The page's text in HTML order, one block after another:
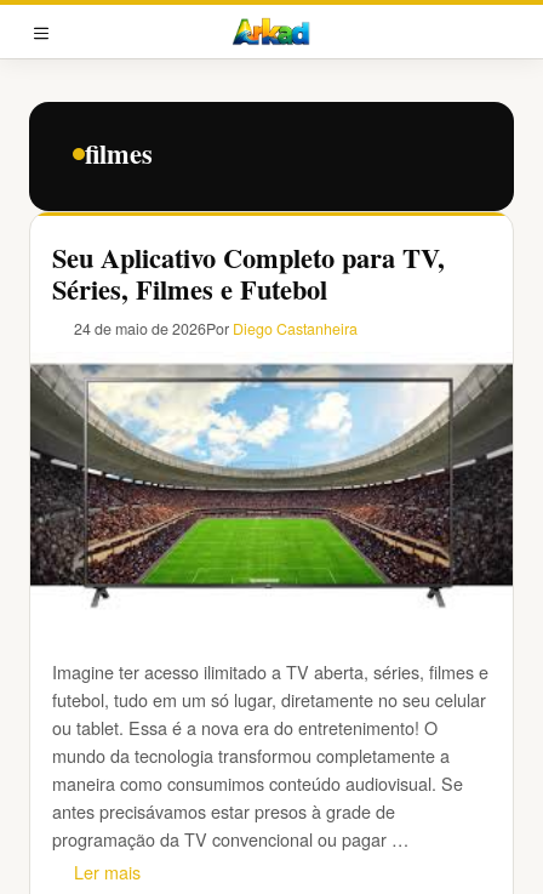
Pular
para
conteúdo
MENU
filmes
Seu Aplicativo Completo para TV,
Séries, Filmes e Futebol
24 de maio de 2026Por Diego Castanheira
Imagine ter acesso ilimitado a TV aberta, séries, filmes e
futebol, tudo em um só lugar, diretamente no seu celular
ou tablet. Essa é a nova era do entretenimento! O
mundo da tecnologia transformou completamente a
maneira como consumimos conteúdo audiovisual. Se
antes precisávamos estar presos à grade de
programação da TV convencional ou pagar …
Ler mais